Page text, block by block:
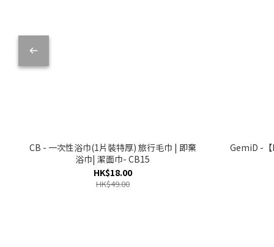
CB - 一次性浴巾(1片裝特厚) 旅行毛巾 | 即棄
浴巾| 潔面巾- CB15
HK$18.00
HK$49.00
GemiD -【